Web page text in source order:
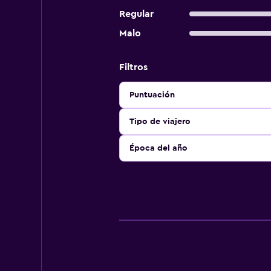
Regular
Malo
Filtros
Puntuación
Tipo de viajero
Época del año